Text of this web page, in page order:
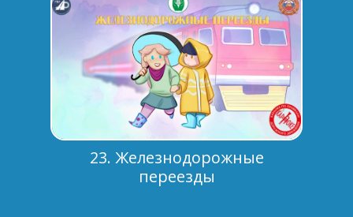
23. Железнодорожные
переезды